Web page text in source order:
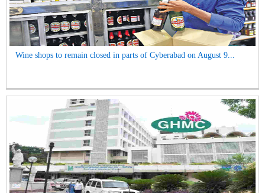
Wine shops to remain closed in parts of Cyberabad on August 9...